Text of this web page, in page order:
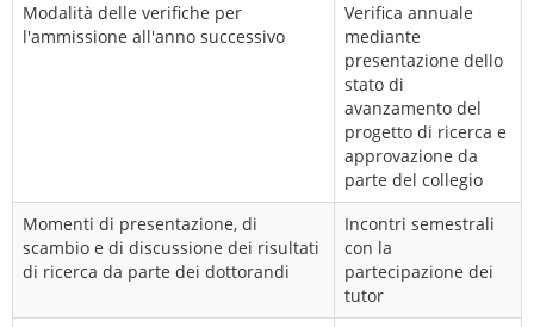
Modalità delle verifiche per
l'ammissione all'anno successivo
Verifica annuale
mediante
presentazione dello
stato di
avanzamento del
progetto di ricerca e
approvazione da
parte del collegio
Momenti di presentazione, di
scambio e di discussione dei risultati
di ricerca da parte dei dottorandi
Incontri semestrali
con la
partecipazione dei
tutor